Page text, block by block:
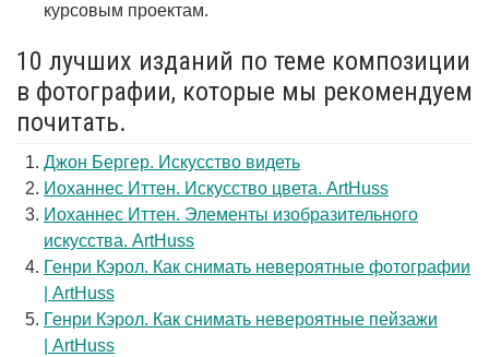
курсовым проектам.
10 лучших изданий по теме композиции
в фотографии, которые мы рекомендуем
почитать.
Джон Бергер. Искусство видеть
Иоханнес Иттен. Искусство цвета. ArtHuss
Иоханнес Иттен. Элементы изобразительного
искусства. ArtHuss
Генри Кэрол. Как снимать невероятные фотографии
| ArtHuss
Генри Кэрол. Как снимать невероятные пейзажи
| ArtHuss